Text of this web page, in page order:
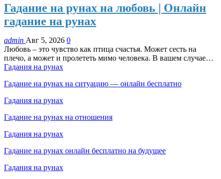
Гадание на рунах на любовь | Онлайн
гадание на рунах
admin Авг 5, 2026 0
Любовь – это чувство как птица счастья. Может сесть на
плечо, а может и пролететь мимо человека. В вашем случае…
Гадания на рунах
Гадание на рунах на ситуацию — онлайн бесплатно
Гадания на рунах
Гадание на рунах на отношения
Гадания на рунах
Гадание на рунах онлайн бесплатно на будущее
Гадания на рунах